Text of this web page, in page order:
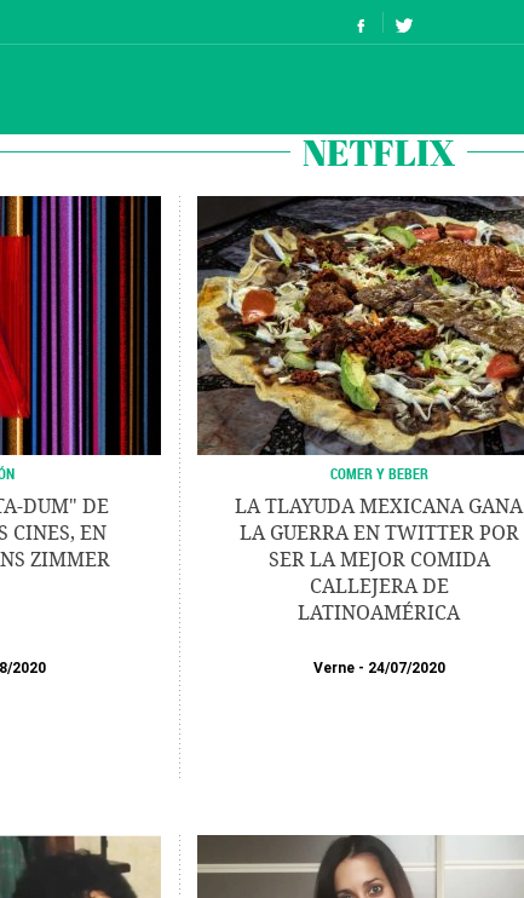
NETFLIX
DUM" DE
CINES, EN
ZIMMER
2020
COMER Y BEBER
LA TLAYUDA MEXICANA GANA
LA GUERRA EN TWITTER POR
SER LA MEJOR COMIDA
CALLEJERA DE
LATINOAMÉRICA
Verne 24/07/2020